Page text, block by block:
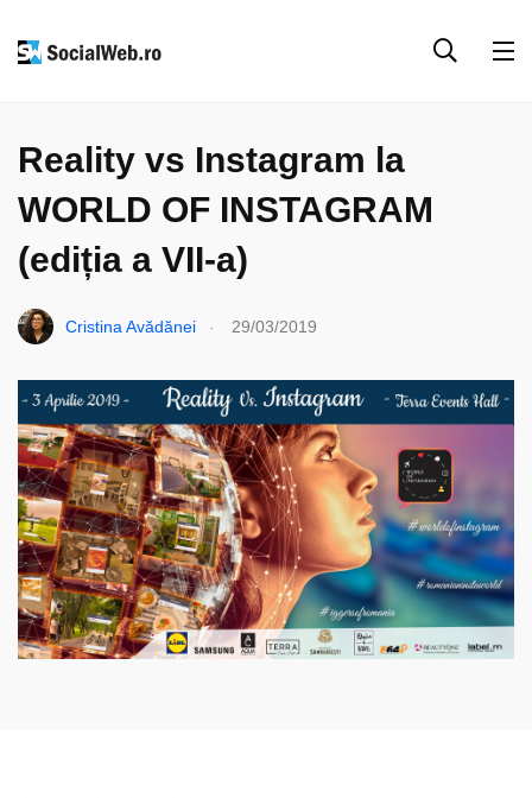
Reality vs Instagram la
WORLD OF INSTAGRAM
(ediția a VII-a)
Cristina Avădănei 29/03/2019